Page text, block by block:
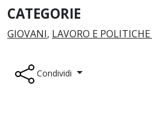
CATEGORIE
GIOVANI, LAVORO E
Condividi